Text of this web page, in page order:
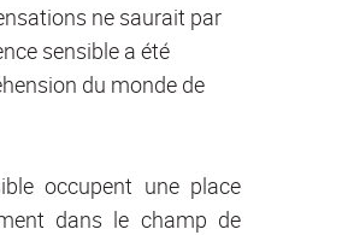
ne saurait par
sensible a été
du monde de
occupent une place
dans le champ de